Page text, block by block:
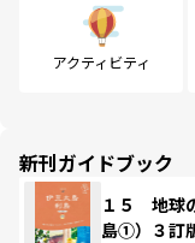
アクティビティ
新刊ガイドブック
１５ 地球
島①）３訂